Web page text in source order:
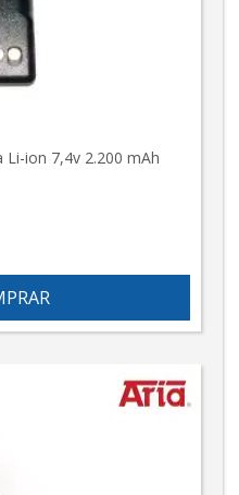
Li-ion 7,4v 2.200 mAh